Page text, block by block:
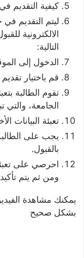
كيفية التقديم
ليتم التقديم
الالكترونية
التالية:
الدخول إلى
قم باختيار
تقوم الطالبة
الجامعة، والتي
تعبئة البيانات
يجب على
بالقبول.
احرصي على
ومن ثم يتم
يمكنك مشاهدة
بشكل صحيح